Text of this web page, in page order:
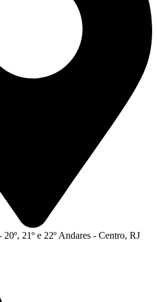
21º e 22º Andares - Centro, RJ